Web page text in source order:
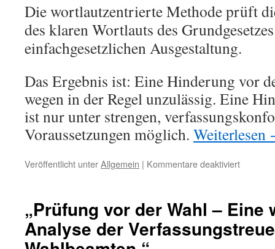
Die wortlautzentrierte Methode prüft
des klaren Wortlauts des
einfachgesetzlichen Ausgestaltung.
Das Ergebnis ist: Eine Hinderung vor
wegen in der Regel unzulässig. Eine
ist nur unter strengen,
Voraussetzungen möglich. Weiterlesen
Veröffentlicht unterAllgemein | Kommentare deaktiviertfür
–
„Prüfung vor der Wahl –
Analyse der